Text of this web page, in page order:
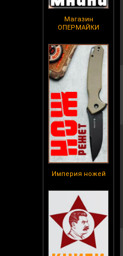
Магазин
ОПЕРМАЙКИ
Империя ножей